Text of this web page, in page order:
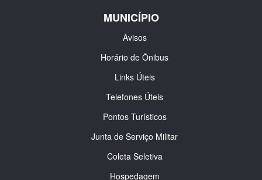
MUNICÍPIO
Avisos
Horário de Ônibus
Links Úteis
Telefones Úteis
Pontos Turísticos
Junta de Serviço Militar
Coleta Seletiva
Hospedagem